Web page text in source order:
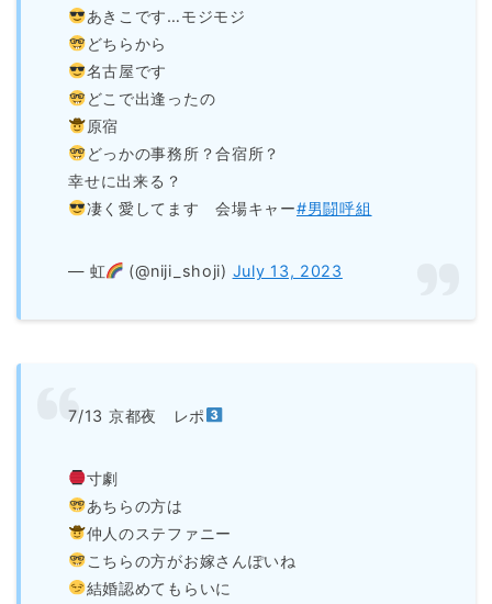
あきこです…モジモジ
どちらから
名古屋です
どこで出逢ったの
原宿
どっかの事務所？合宿所？
幸せに出来る？
凄く愛してます 会場キャー#男闘呼組
— 虹 (@niji_shoji) July 13, 2023
7/13 京都夜 レポ
寸劇
あちらの方は
仲人のステファニー
こちらの方がお嫁さんぽいね
結婚認めてもらいに